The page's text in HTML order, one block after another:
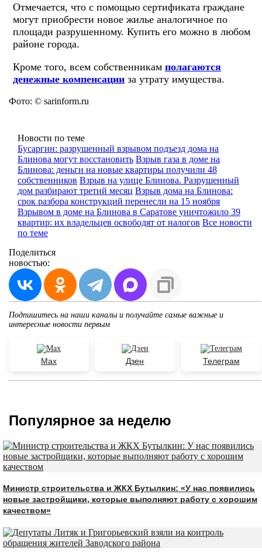
Отмечается, что с помощью сертификата граждане
могут приобрести новое жилье аналогичное по
площади разрушенному. Купить его можно в любом
районе города.
Кроме того, всем собственникам полагаются
денежные компенсации за утрату имущества.
Фото: © sarinform.ru
Новости по теме
Бусаргин: разрушенный взрывом подъезд дома на
Блинова могут восстановить Взрыв газа в доме на
Блинова: деньги на новые квартиры получили 48
собственников Взрыв на улице Блинова. Разрушенный
дом разбирают третий месяц Взрыв дома на Блинова:
срок разбора конструкций перенесли на 15 ноября
Взрывом в доме на Блинова в Саратове уничтожило 39
квартир: их владельцев освободят от налогов Все новости
по теме
Поделиться
новостью:
Подпишитесь на наши каналы и получайте самые важные и
интересные новости первым
Max Дзен Телеграм
Популярное за неделю
Министр строительства и ЖКХ Бутылкин: «У нас появились
новые застройщики, которые выполняют работу с хорошим
качеством»